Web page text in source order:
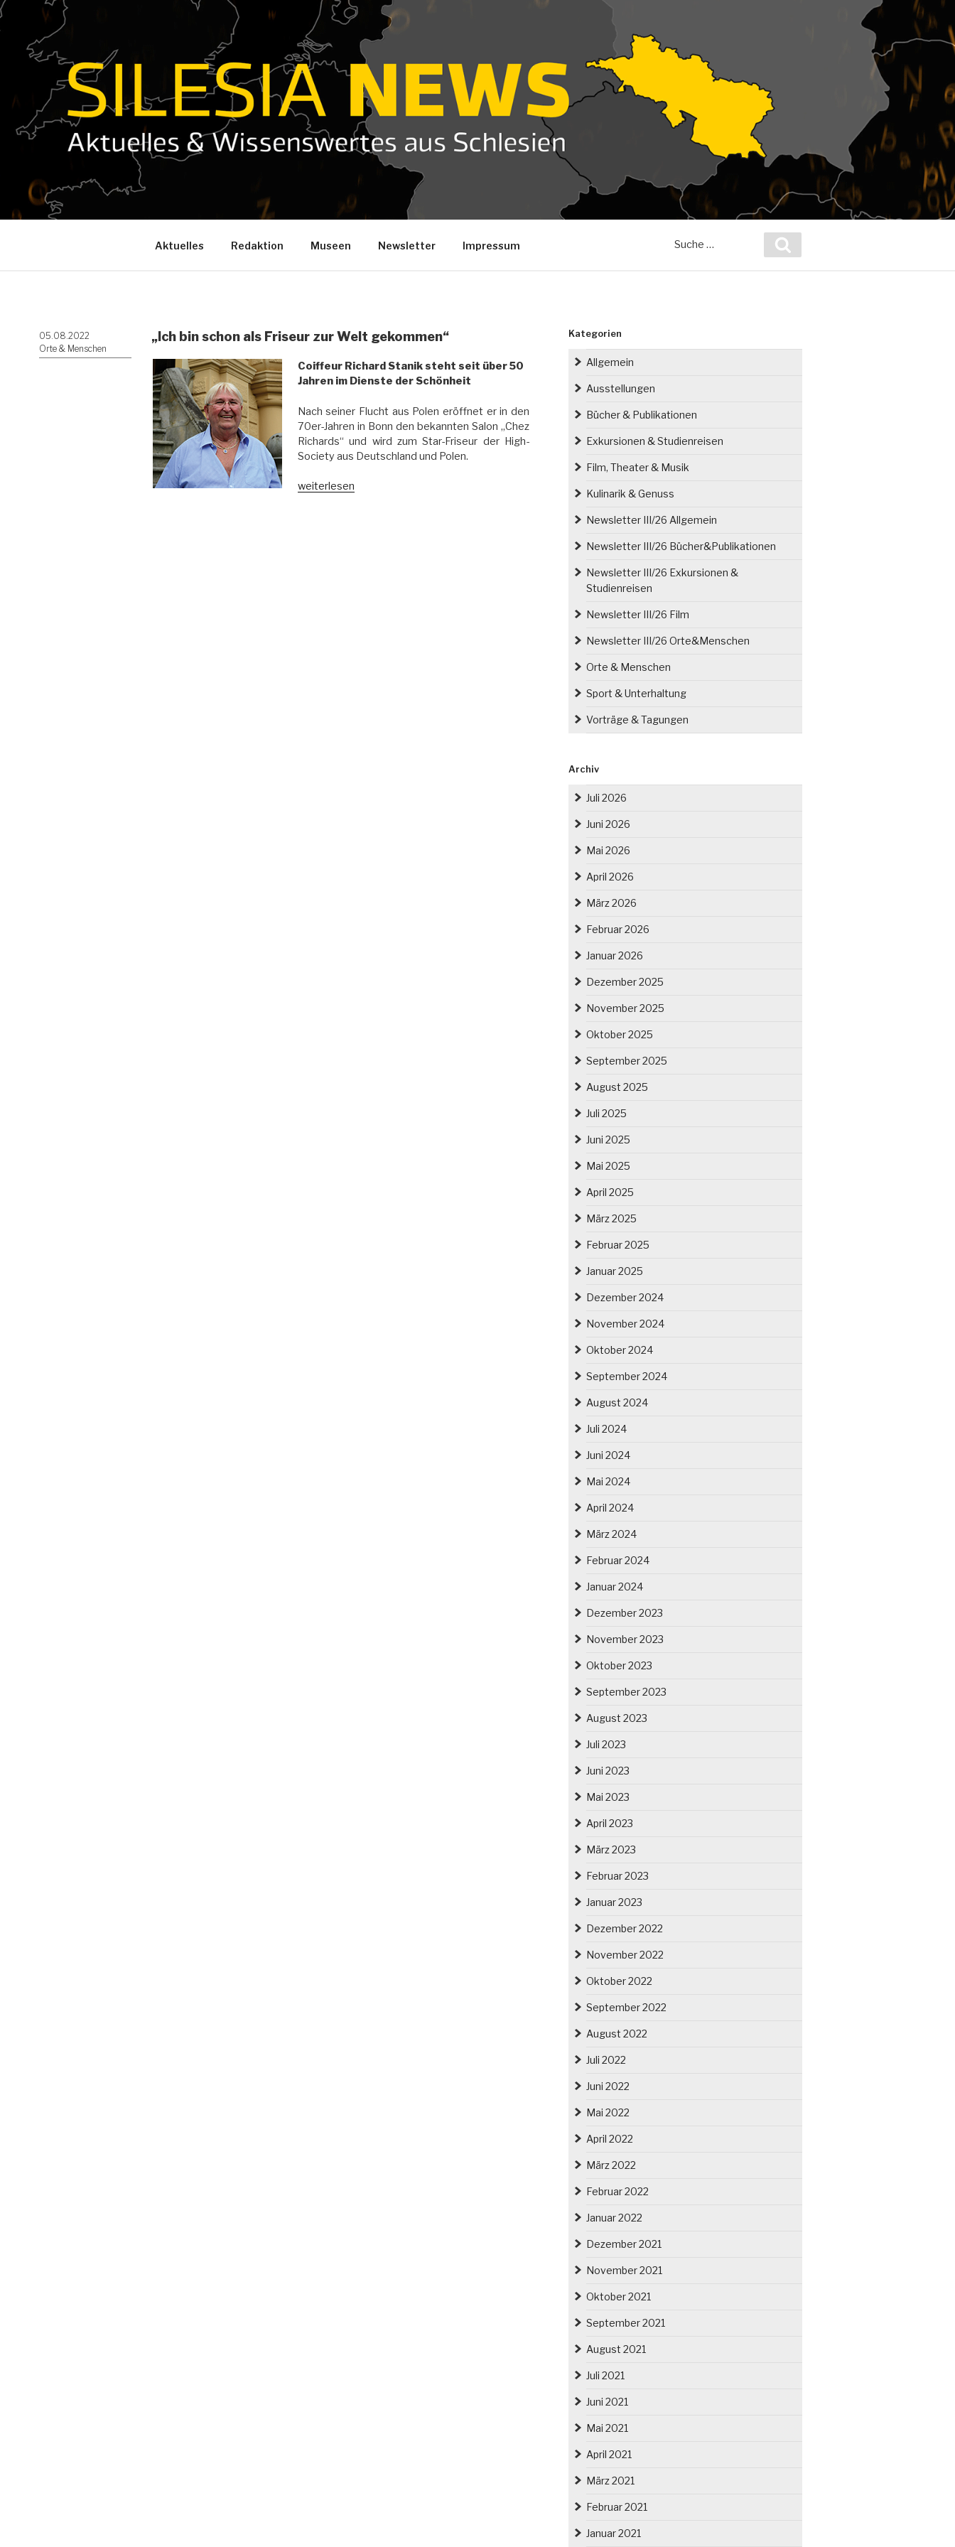
Zum
Inhalt
springen
Aktuelles Redaktion Museen Newsletter Impressum
nach:
Veröffentlicht
am
05.08.2022
Orte & Menschen
„Ich bin schon als Friseur zur Welt gekommen“
Coiffeur Richard Stanik steht seit über 50
Jahren im Dienste der Schönheit
Nach seiner Flucht aus Polen eröffnet er in den
70er-Jahren in Bonn den bekannten Salon „Chez
Richards“ und wird zum Star-Friseur der High-
Society aus Deutschland und Polen.
„„Ich
weiterlesen
Kategorien
Allgemein
Ausstellungen
Bücher & Publikationen
Exkursionen & Studienreisen
Film, Theater & Musik
Kulinarik & Genuss
Newsletter III/26 Allgemein
Newsletter III/26 Bücher&Publikationen
Newsletter III/26 Exkursionen &
Studienreisen
Newsletter III/26 Film
Newsletter III/26 Orte&Menschen
Orte & Menschen
Sport & Unterhaltung
Vorträge & Tagungen
Archiv
Juli 2026
Juni 2026
Mai 2026
April 2026
März 2026
Februar 2026
Januar 2026
Dezember 2025
November 2025
Oktober 2025
September 2025
August 2025
Juli 2025
Juni 2025
Mai 2025
April 2025
März 2025
Februar 2025
Januar 2025
Dezember 2024
November 2024
Oktober 2024
September 2024
August 2024
Juli 2024
Juni 2024
Mai 2024
April 2024
März 2024
Februar 2024
Januar 2024
Dezember 2023
November 2023
Oktober 2023
September 2023
August 2023
Juli 2023
Juni 2023
Mai 2023
April 2023
März 2023
Februar 2023
Januar 2023
Dezember 2022
November 2022
Oktober 2022
September 2022
August 2022
Juli 2022
Juni 2022
Mai 2022
April 2022
März 2022
Februar 2022
Januar 2022
Dezember 2021
November 2021
Oktober 2021
September 2021
August 2021
Juli 2021
Juni 2021
Mai 2021
April 2021
März 2021
Februar 2021
Januar 2021